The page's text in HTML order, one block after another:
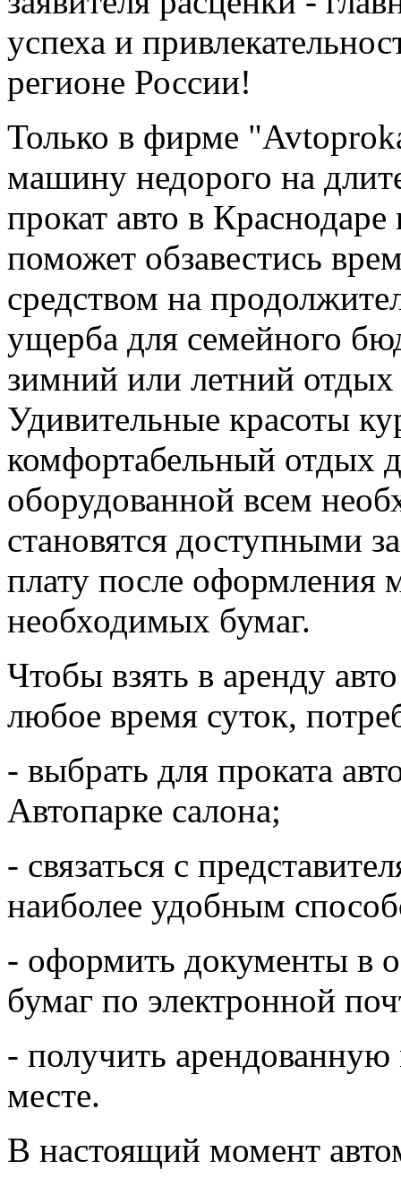
успеха и
регионе России!
Только в фирме
машину недорого на
прокат авто в
поможет обзавестись
средством на
ущерба для семейного
зимний или летний
Удивительные красоты
комфортабельный отдых
оборудованной всем
становятся доступными
плату после оформления
необходимых бумаг.
Чтобы взять в аренду
любое время суток,
- выбрать для проката
Автопарке салона;
- связаться с
наиболее удобным
- оформить документы в
бумаг по электронной
- получить
месте.
В настоящий момент